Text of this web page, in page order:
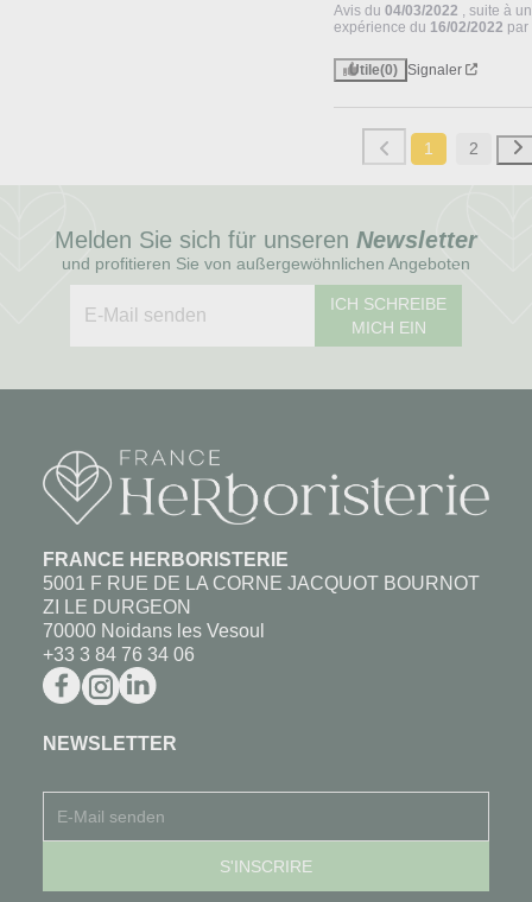
Avis du04/03/2022 , suite à
expérience du 16/02/2022 par
Utile(0) Signaler
1 2
Melden Sie sich für unseren Newsletter
und profitieren Sie von außergewöhnlichen Angeboten
ICH SCHREIBE
MICH EIN
FRANCE HERBORISTERIE
5001 F RUE DE LA CORNE JACQUOT BOURNOT
ZI LE DURGEON
70000 Noidans les Vesoul
+33 3 84 76 34 06
NEWSLETTER